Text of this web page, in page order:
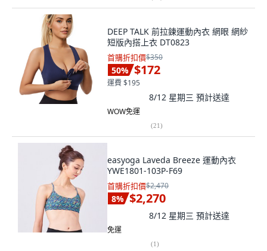
DEEP TALK 前拉鍊運動內衣 網眼 網紗
短版內搭上衣 DT0823
首購折扣價$350
50% $172
運費 $195
8/12 星期三 預計送達
WOW免運
(21)
easyoga Laveda Breeze 運動內衣
YWE1801-103P-F69
首購折扣價$2,470
8% $2,270
8/12 星期三 預計送達
免運
(1)